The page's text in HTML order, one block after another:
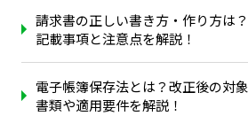
請求書の正しい書き方・作り方は？
記載事項と注意点を解説！
電子帳簿保存法とは？改正後の対象
書類や適用要件を解説！